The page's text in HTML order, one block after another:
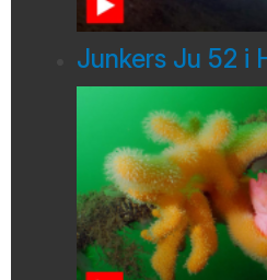
Junkers Ju 52 i